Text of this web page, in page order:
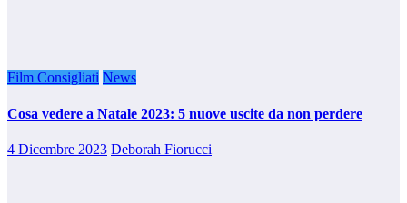
Film Consigliati News
Cosa vedere a Natale 2023: 5 nuove uscite da non perdere
4 Dicembre 2023 Deborah Fiorucci